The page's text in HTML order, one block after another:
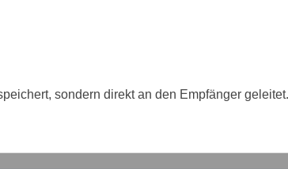
sondern direkt an den Empfänger